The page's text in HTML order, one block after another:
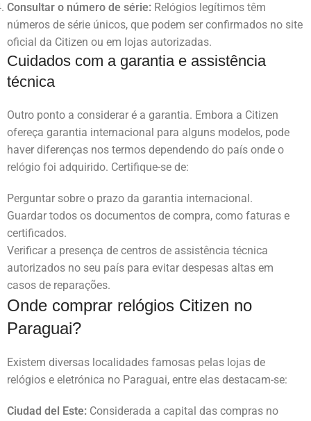
Consultar o número de série: Relógios legítimos têm
números de série únicos, que podem ser confirmados no site
oficial da Citizen ou em lojas autorizadas.
Cuidados com a garantia e assistência
técnica
Outro ponto a considerar é a garantia. Embora a Citizen
ofereça garantia internacional para alguns modelos, pode
haver diferenças nos termos dependendo do país onde o
relógio foi adquirido. Certifique-se de:
Perguntar sobre o prazo da garantia internacional.
Guardar todos os documentos de compra, como faturas e
certificados.
Verificar a presença de centros de assistência técnica
autorizados no seu país para evitar despesas altas em
casos de reparações.
Onde comprar relógios Citizen no
Paraguai?
Existem diversas localidades famosas pelas lojas de
relógios e eletrónica no Paraguai, entre elas destacam-se:
Ciudad del Este: Considerada a capital das compras no